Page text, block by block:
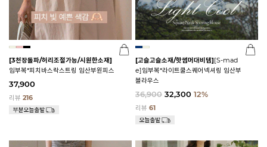
[3천장돌파/허리조절가능/시원한소재]
임부복*피치바스락스트링 임산부원피스
37,900
리뷰 216
[고슬고슬소재/핫썸머대비템][S-mad
e]임부복*라이트쿨스퀘어넥셔링 임산부
블라우스
36,900 32,300 12%
리뷰 61